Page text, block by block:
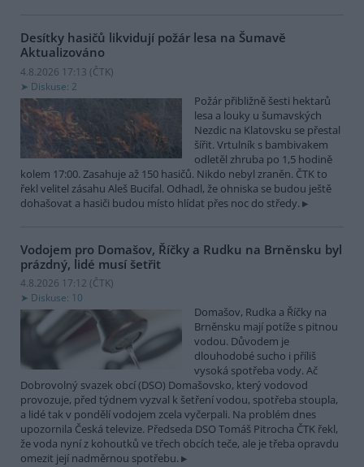
Desítky hasičů likvidují požár lesa na Šumavě
Aktualizováno
4.8.2026 17:13 (ČTK)
Diskuse: 2
Požár přibližně šesti hektarů
lesa a louky u šumavských
Nezdic na Klatovsku se přestal
šířit. Vrtulník s bambivakem
odletěl zhruba po 1,5 hodině
kolem 17:00. Zasahuje až 150 hasičů. Nikdo nebyl zraněn. ČTK to
řekl velitel zásahu Aleš Bucifal. Odhadl, že ohniska se budou ještě
dohašovat a hasiči budou místo hlídat přes noc do středy.
Vodojem pro Domašov, Říčky a Rudku na Brněnsku byl
prázdný, lidé musí šetřit
4.8.2026 17:12 (ČTK)
Diskuse: 10
Domašov, Rudka a Říčky na
Brněnsku mají potíže s pitnou
vodou. Důvodem je
dlouhodobé sucho i příliš
vysoká spotřeba vody. Ač
Dobrovolný svazek obcí (DSO) Domašovsko, který vodovod
provozuje, před týdnem vyzval k šetření vodou, spotřeba stoupla,
a lidé tak v pondělí vodojem zcela vyčerpali. Na problém dnes
upozornila Česká televize. Předseda DSO Tomáš Pitrocha ČTK řekl,
že voda nyní z kohoutků ve třech obcích teče, ale je třeba opravdu
omezit její nadměrnou spotřebu.